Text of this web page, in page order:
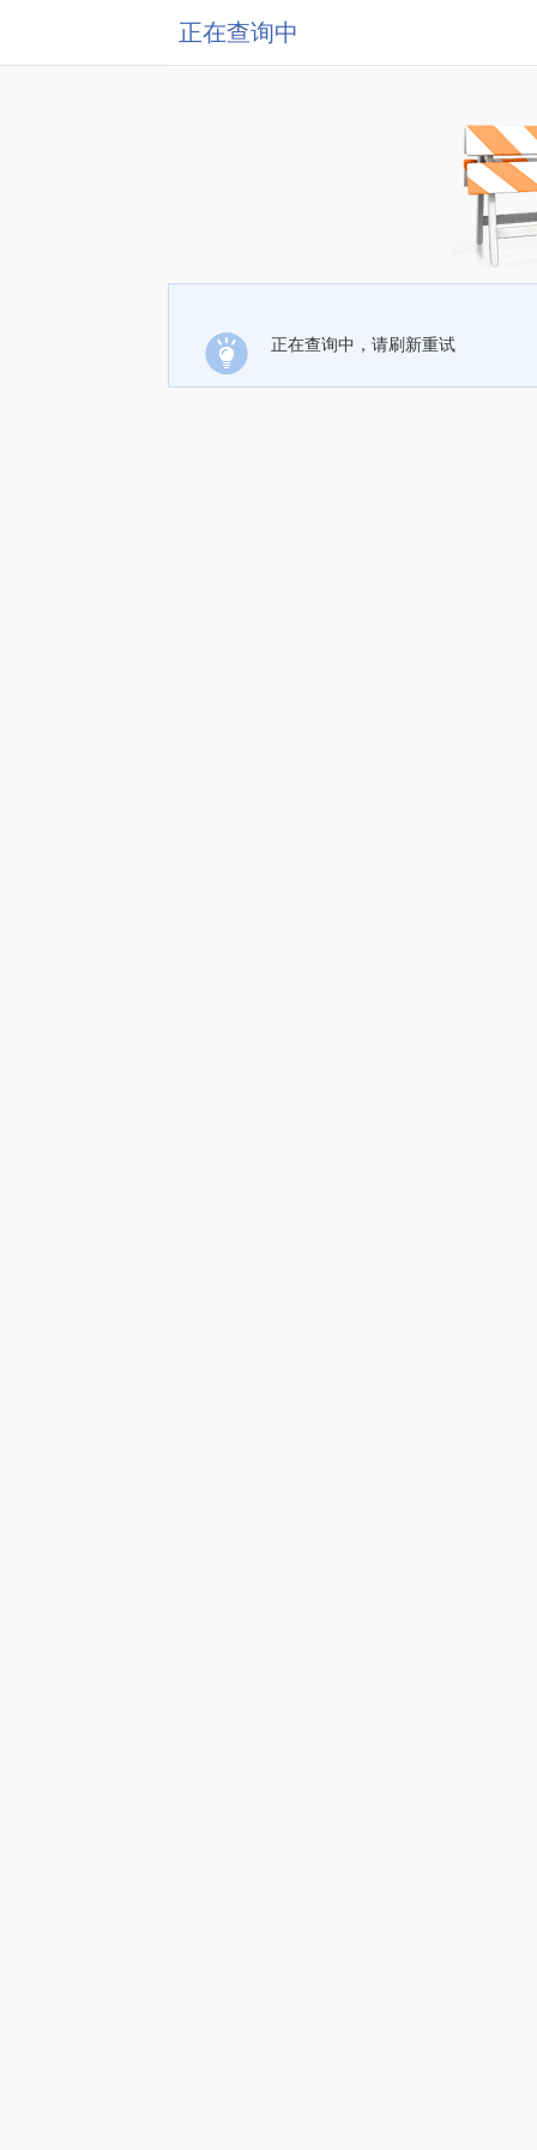
正在查询中
正在查询中，请刷新重试